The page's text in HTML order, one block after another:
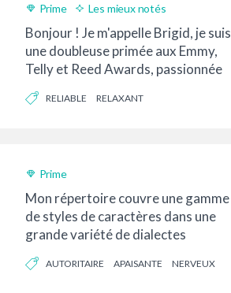
Prime
Les mieux notés
Livraison 24h
Bonjour ! Je m'appelle Brigid, je suis
une doubleuse primée aux Emmy,
Telly et Reed Awards, passionnée
histoire...
RELIABLE RELAXANT
Prime
Mon répertoire couvre une gamme
de styles de caractères dans une
grande variété de dialectes
Yorks...AUTORITAIRE APAISANTE NERVEUX